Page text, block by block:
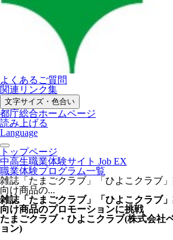
よくあるご質問
関連リンク集
文字サイズ・色合い
都庁総合ホームページ
読み上げる
Language
トップページ
中高生職業体験サイト Job EX
職業体験プログラム一覧
雑誌「たまごクラブ」「ひよこクラブ
向け商品の...
雑誌「たまごクラブ」「ひよこクラブ
向け商品のプロモーションに挑戦
たまごクラブ・ひよこクラブ(株式会社
ョン)